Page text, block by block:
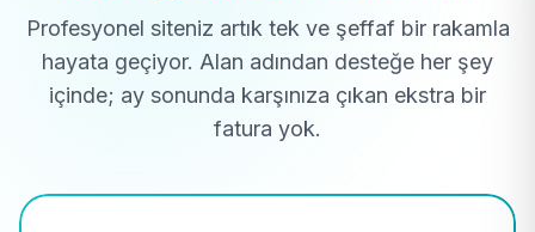
Profesyonel siteniz artık tek ve şeffaf bir rakamla
hayata geçiyor. Alan adından desteğe her şey
içinde; ay sonunda karşınıza çıkan ekstra bir
fatura yok.